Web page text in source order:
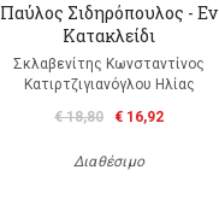
Παύλος Σιδηρόπουλος - Εν
Κατακλείδι
Σκλαβενίτης Κωνσταντίνος
Κατιρτζιγιανόγλου Ηλίας
€ 18,80
€ 16,92
Διαθέσιμο